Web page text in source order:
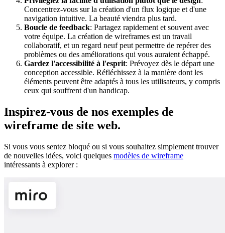
Concentrez-vous sur la création d'un flux logique et d'une
navigation intuitive. La beauté viendra plus tard.
Boucle de feedback: Partagez rapidement et souvent avec
votre équipe. La création de wireframes est un travail
collaboratif, et un regard neuf peut permettre de repérer des
problèmes ou des améliorations qui vous auraient échappé.
Gardez l'accessibilité à l'esprit: Prévoyez dès le départ une
conception accessible. Réfléchissez à la manière dont les
éléments peuvent être adaptés à tous les utilisateurs, y compris
ceux qui souffrent d'un handicap.
Inspirez-vous de nos exemples de
wireframe de site web.
Si vous vous sentez bloqué ou si vous souhaitez simplement trouver
de nouvelles idées, voici quelques modèles de wireframe
intéressants à explorer :